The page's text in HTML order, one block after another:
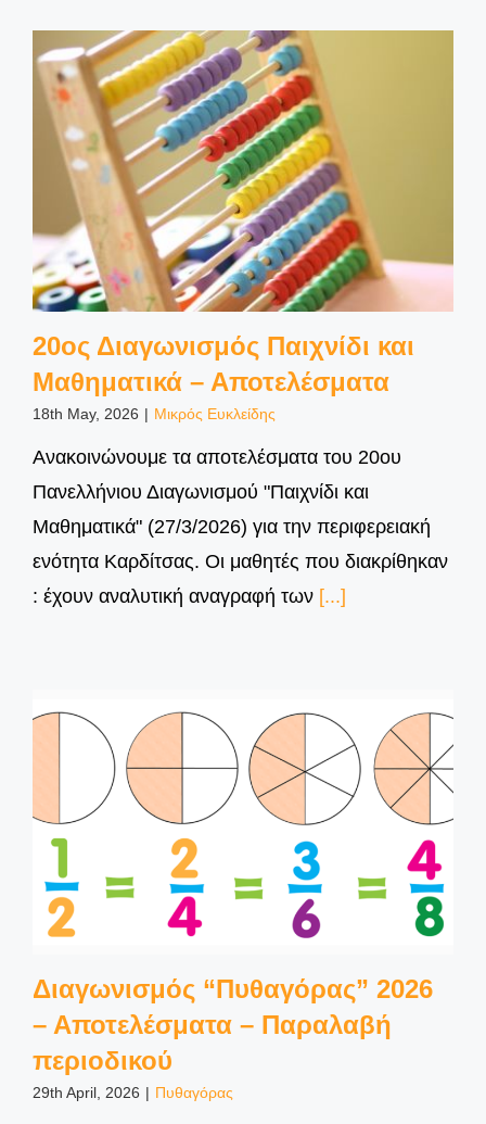
20ος Διαγωνισμός Παιχνίδι και
Μαθηματικά – Αποτελέσματα
18th May, 2026 | Μικρός Ευκλείδης
Aνακοινώνουμε τα αποτελέσματα του 20ου
Πανελλήνιου Διαγωνισμού "Παιχνίδι και
Μαθηματικά" (27/3/2026) για την περιφερειακή
ενότητα Καρδίτσας. Οι μαθητές που διακρίθηκαν
: έχουν αναλυτική αναγραφή των [...]
Διαγωνισμός “Πυθαγόρας” 2026
– Αποτελέσματα – Παραλαβή
περιοδικού
29th April, 2026 | Πυθαγόρας